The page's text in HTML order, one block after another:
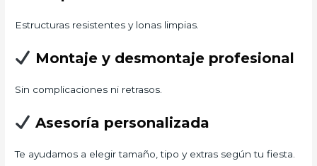
Estructuras resistentes y lonas limpias.
Montaje y desmontaje profesional
Sin complicaciones ni retrasos.
Asesoría personalizada
Te ayudamos a elegir tamaño, tipo y extras según tu fiesta.